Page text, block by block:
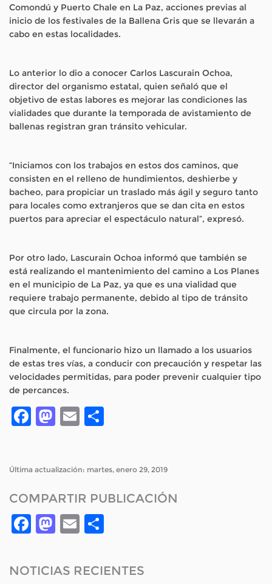
Comondú y Puerto Chale en La Paz, acciones previas al
inicio de los festivales de la Ballena Gris que se llevarán a
cabo en estas localidades.
Lo anterior lo dio a conocer Carlos Lascurain Ochoa,
director del organismo estatal, quien señaló que el
objetivo de estas labores es mejorar las condiciones las
vialidades que durante la temporada de avistamiento de
ballenas registran gran tránsito vehicular.
“Iniciamos con los trabajos en estos dos caminos, que
consisten en el relleno de hundimientos, deshierbe y
bacheo, para propiciar un traslado más ágil y seguro tanto
para locales como extranjeros que se dan cita en estos
puertos para apreciar el espectáculo natural”, expresó.
Por otro lado, Lascurain Ochoa informó que también se
está realizando el mantenimiento del camino a Los Planes
en el municipio de La Paz, ya que es una vialidad que
requiere trabajo permanente, debido al tipo de tránsito
que circula por la zona.
Finalmente, el funcionario hizo un llamado a los usuarios
de estas tres vías, a conducir con precaución y respetar las
velocidades permitidas, para poder prevenir cualquier tipo
de percances.
Facebook
Mastodon
Email
Última actualización: martes, enero 29, 2019
COMPARTIR PUBLICACIÓN
Facebook
Mastodon
Email
NOTICIAS RECIENTES